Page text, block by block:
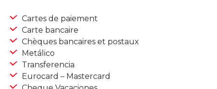
Cartes de paiement
Carte bancaire
Chèques bancaires et postaux
Metálico
Transferencia
Eurocard – Mastercard